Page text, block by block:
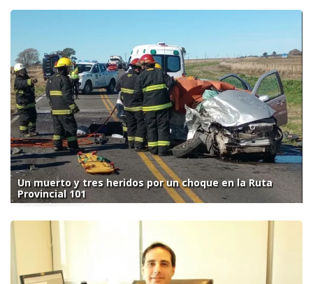
Un muerto y tres heridos por un choque en la Ruta
Provincial 101